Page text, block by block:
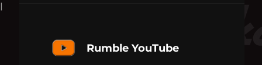
Rumble YouTube